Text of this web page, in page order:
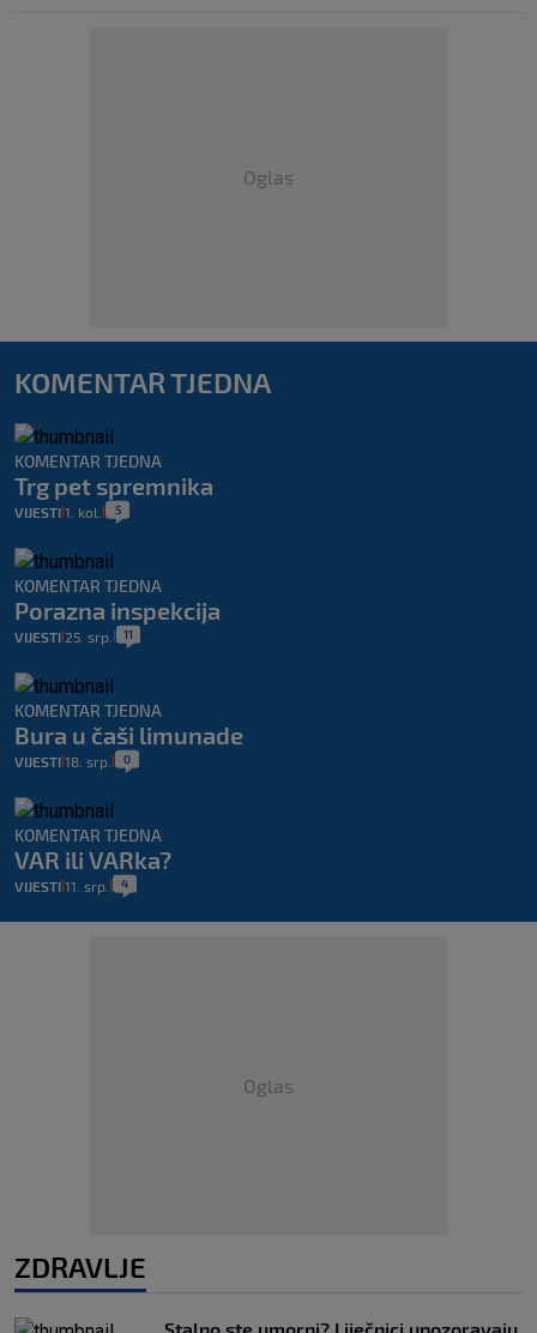
Oglas
KOMENTAR TJEDNA
KOMENTAR TJEDNA
Trg pet spremnika
VIJESTI 1. kol. 5
KOMENTAR TJEDNA
Porazna inspekcija
VIJESTI 25. srp. 11
KOMENTAR TJEDNA
Bura u čaši limunade
VIJESTI 18. srp. 0
KOMENTAR TJEDNA
VAR ili VARka?
VIJESTI 11. srp. 4
Oglas
ZDRAVLJE